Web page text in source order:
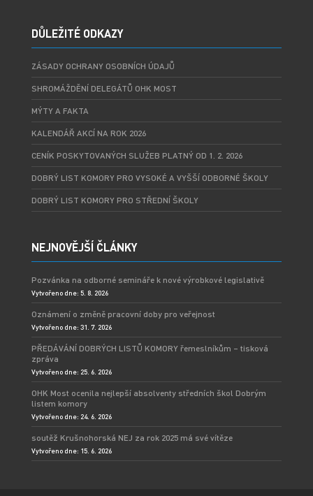
DŮLEŽITÉ ODKAZY
ZÁSADY OCHRANY OSOBNÍCH ÚDAJŮ
SHROMÁŽDĚNÍ DELEGÁTŮ OHK MOST
MÝTY A FAKTA
KALENDÁŘ AKCÍ NA ROK 2026
CENÍK POSKYTOVANÝCH SLUŽEB PLATNÝ OD 1. 2. 2026
DOBRÝ LIST KOMORY PRO VYSOKÉ A VYŠŠÍ ODBORNÉ ŠKOLY
DOBRÝ LIST KOMORY PRO STŘEDNÍ ŠKOLY
NEJNOVĚJŠÍ ČLÁNKY
Pozvánka na odborné semináře k nové výrobkové legislativě
Vytvořeno dne: 5. 8. 2026
Oznámení o změně pracovní doby pro veřejnost
Vytvořeno dne: 31. 7. 2026
PŘEDÁVÁNÍ DOBRÝCH LISTŮ KOMORY řemeslníkům – tisková
zpráva
Vytvořeno dne: 25. 6. 2026
OHK Most ocenila nejlepší absolventy středních škol Dobrým
listem komory
Vytvořeno dne: 24. 6. 2026
soutěž Krušnohorská NEJ za rok 2025 má své vítěze
Vytvořeno dne: 15. 6. 2026